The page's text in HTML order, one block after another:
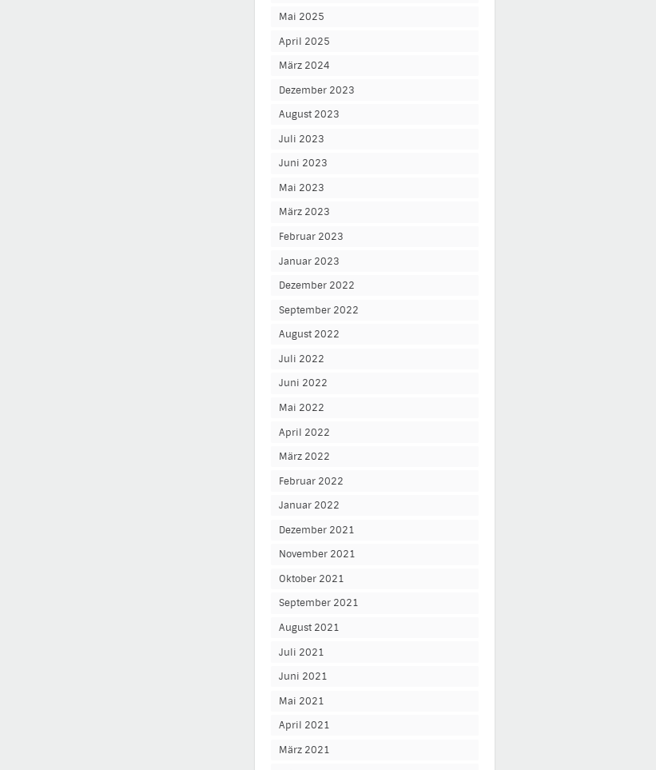
Mai 2025
April 2025
März 2024
Dezember 2023
August 2023
Juli 2023
Juni 2023
Mai 2023
März 2023
Februar 2023
Januar 2023
Dezember 2022
September 2022
August 2022
Juli 2022
Juni 2022
Mai 2022
April 2022
März 2022
Februar 2022
Januar 2022
Dezember 2021
November 2021
Oktober 2021
September 2021
August 2021
Juli 2021
Juni 2021
Mai 2021
April 2021
März 2021